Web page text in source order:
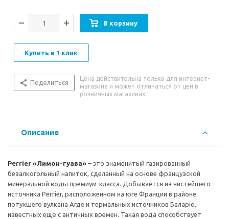
различных коктейлей. Относится к типу
слабоминерализованных вод – может употребляться без
Вкусовые особенности:
В корзину
Купить в 1 клик
Поделиться
Цена действительна только для интернет-
магазина и может отличаться от цен в
розничных магазинах
Описание
Perrier «Лимон-гуава» – это знаменитый газированный
безалкогольный напиток, сделанный на основе французской
минеральной воды премиум-класса. Добывается из чистейшего
источника Perrier, расположенном на юге Франции в районе
потухшего вулкана Агде и термальных источников Баларю,
известных ещё с античных времен. Такая вода способствует